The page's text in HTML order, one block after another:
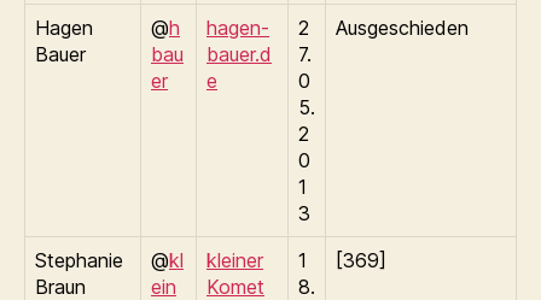
Hagen
Bauer
@h
bau
er
hagen-
bauer.d
e
2
7.
0
5.
2
0
1
3
Ausgeschieden
Stephanie
Braun
@kl
ein
kleiner
Komet
1
8.
[369]